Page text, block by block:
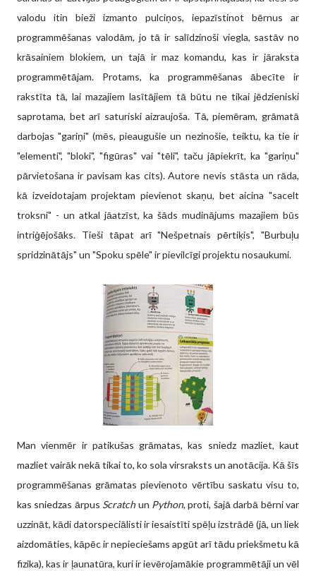
valodu itin bieži izmanto pulciņos, iepazīstinot bērnus ar
programmēšanas valodām, jo tā ir salīdzinoši viegla, sastāv no
krāsainiem blokiem, un tajā ir maz komandu, kas ir jāraksta
programmētājam. Protams, ka programmēšanas ābecīte ir
rakstīta tā, lai mazajiem lasītājiem tā būtu ne tikai jēdzieniski
saprotama, bet arī saturiski aizraujoša. Tā, piemēram, grāmatā
darbojas "gariņi" (mēs, pieaugušie un nezinošie, teiktu, ka tie ir
"elementi", "bloki", "figūras" vai "tēli", taču jāpiekrīt, ka "gariņu"
pārvietošana ir pavisam kas cits). Autore nevis stāsta un rāda,
kā izveidotajam projektam pievienot skaņu, bet aicina "sacelt
troksni" - un atkal jāatzīst, ka šāds mudinājums mazajiem būs
intriģējošāks. Tieši tāpat arī "Nešpetnais pērtiķis", "Burbuļu
spridzinātājs" un "Spoku spēle" ir pievilcīgi projektu nosaukumi.
Man vienmēr ir patikušas grāmatas, kas sniedz mazliet, kaut
mazliet vairāk nekā tikai to, ko sola virsraksts un anotācija. Kā šīs
programmēšanas grāmatas pievienoto vērtību saskatu visu to,
kas sniedzas ārpus Scratchun Python, proti, šajā darbā bērni var
uzzināt, kādi datorspeciālisti ir iesaistīti spēļu izstrādē (jā, un liek
aizdomāties, kāpēc ir nepieciešams apgūt arī tādu priekšmetu kā
fizika), kas ir ļaunatūra, kuri ir ievērojamākie programmētāji un vēl